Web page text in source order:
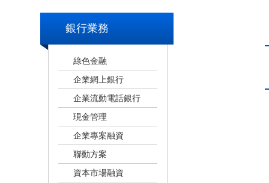
銀行業務
綠色金融
企業網上銀行
企業流動電話銀行
現金管理
企業專案融資
聯動方案
資本市場融資